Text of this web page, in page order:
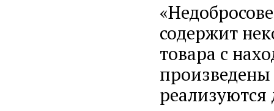
содержит
товара с